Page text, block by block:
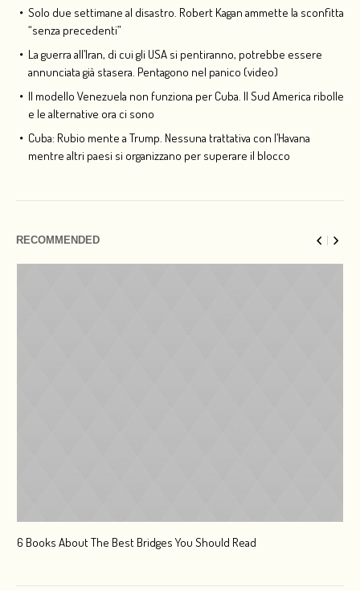
Solo due settimane al disastro. Robert Kagan ammette la sconfitta
“senza precedenti”
La guerra all’Iran, di cui gli USA si pentiranno, potrebbe essere
annunciata già stasera. Pentagono nel panico (video)
Il modello Venezuela non funziona per Cuba. Il Sud America ribolle
e le alternative ora ci sono
Cuba: Rubio mente a Trump. Nessuna trattativa con l’Havana
mentre altri paesi si organizzano per superare il blocco
RECOMMENDED
6 Books About The Best Bridges You Should Read